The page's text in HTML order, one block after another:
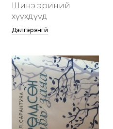
Шинэ эриний
хүүхдүүд
Дэлгэрэнгүй